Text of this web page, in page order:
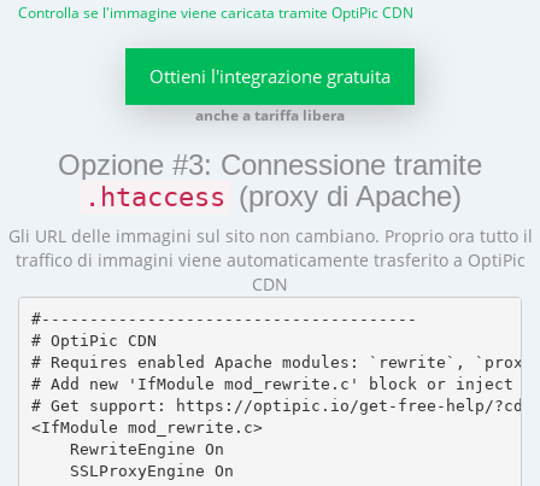
Controlla se l'immagine viene caricata tramite OptiPic CDN
Ottieni l'integrazione gratuita
anche a tariffa libera
Opzione #3: Connessione tramite
.htaccess (proxy di Apache)
Gli URL delle immagini sul sito non cambiano. Proprio ora tutto il
traffico di immagini viene automaticamente trasferito a OptiPic
CDN
#---------------------------------------
# OptiPic CDN
# Requires enabled Apache modules: `rewrite`,
# Add new 'IfModule mod_rewrite.c' block or inject
# Get support: https://optipic.io/get-free-help/
<IfModule mod_rewrite.c>
    RewriteEngine On
    SSLProxyEngine On